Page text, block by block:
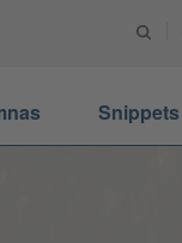
Snippets